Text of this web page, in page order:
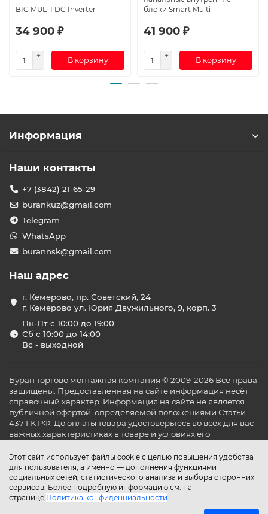
BIG MULTI DC Inverter
34 900 ₽
В корзину
блоки Smart Multi
41 900 ₽
В корзину
Этот сайт использует файлы cookie с целью повышения удобства
для пользователя, а именно — дополнения функциями
социальных сетей, статистического анализа и выбора сторонних
сервисов. Более подробную информацию см. на
странице Политика конфиденциальности.
Информация
Наши контакты
+7 (3842) 21-65-29
burankuz@gmail.com
Telegram
WhatsApp
burannsk@gmail.com
Наш адрес
г. Кемерово, пр. Советский, 24
г. Кемерово ул. Юрия Двужильного, 9, корп. 3
Пн-Пт с 10:00 до 19:00
Сб с 10:00 до 14:00
Вс - выходной
Буран торгово монтажная компания © 2009-2026 Все права
защищены. Предоставленная на сайте информация несёт
справочный характер. Информация на сайте не является
публичной офертой, определяемой положениями Статьи
437 ГК РФ. До оплаты товара удостоверьтесь во всех для вас
важных характеристиках в товаре и условиях его